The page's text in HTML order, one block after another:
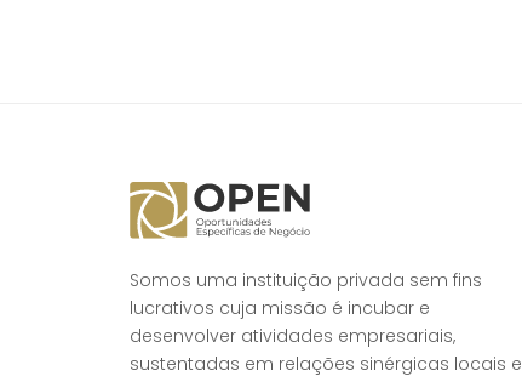
Somos uma instituição privada sem fins
lucrativos cuja missão é incubar e
desenvolver atividades empresariais,
sustentadas em relações sinérgicas locais e